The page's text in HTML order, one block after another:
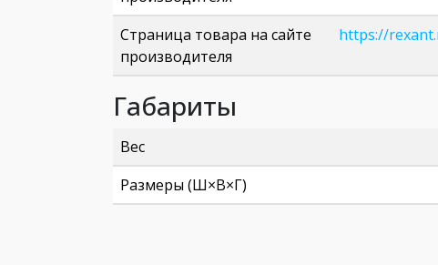
Страница товара на сайте
производителя
https://
Габариты
Вес
Размеры (Ш×В×Г)